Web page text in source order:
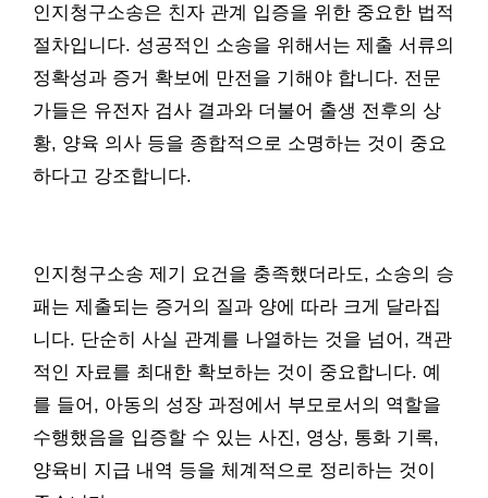
인지청구소송은 친자 관계 입증을 위한 중요한 법적
절차입니다. 성공적인 소송을 위해서는 제출 서류의
정확성과 증거 확보에 만전을 기해야 합니다. 전문
가들은 유전자 검사 결과와 더불어 출생 전후의 상
황, 양육 의사 등을 종합적으로 소명하는 것이 중요
하다고 강조합니다.
인지청구소송 제기 요건을 충족했더라도, 소송의 승
패는 제출되는 증거의 질과 양에 따라 크게 달라집
니다. 단순히 사실 관계를 나열하는 것을 넘어, 객관
적인 자료를 최대한 확보하는 것이 중요합니다. 예
를 들어, 아동의 성장 과정에서 부모로서의 역할을
수행했음을 입증할 수 있는 사진, 영상, 통화 기록,
양육비 지급 내역 등을 체계적으로 정리하는 것이